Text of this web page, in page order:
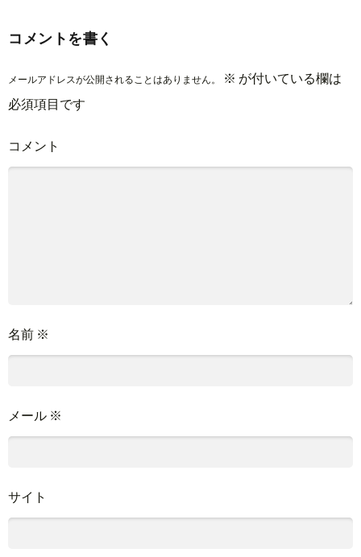
コメントを書く
メールアドレスが公開されることはありません。 ※ が付いている欄は
必須項目です
コメント
名前 ※
メール ※
サイト